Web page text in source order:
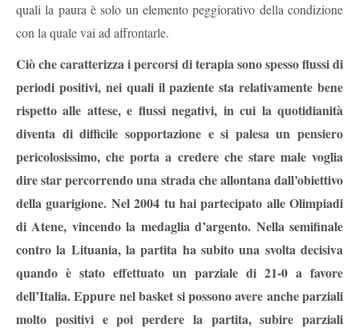
quali la paura è solo un elemento peggiorativo della condizione
con la quale vai ad affrontarle.
Ciò che caratterizza i percorsi di terapia sono spesso flussi di
periodi positivi, nei quali il paziente sta relativamente bene
rispetto alle attese, e flussi negativi, in cui la quotidianità
diventa di difficile sopportazione e si palesa un pensiero
pericolosissimo, che porta a credere che stare male voglia
dire star percorrendo una strada che allontana dall’obiettivo
della guarigione. Nel 2004 tu hai partecipato alle Olimpiadi
di Atene, vincendo la medaglia d’argento. Nella semifinale
contro la Lituania, la partita ha subito una svolta decisiva
quando è stato effettuato un parziale di 21-0 a favore
dell’Italia. Eppure nel basket si possono avere anche parziali
molto positivi e poi perdere la partita, subire parziali